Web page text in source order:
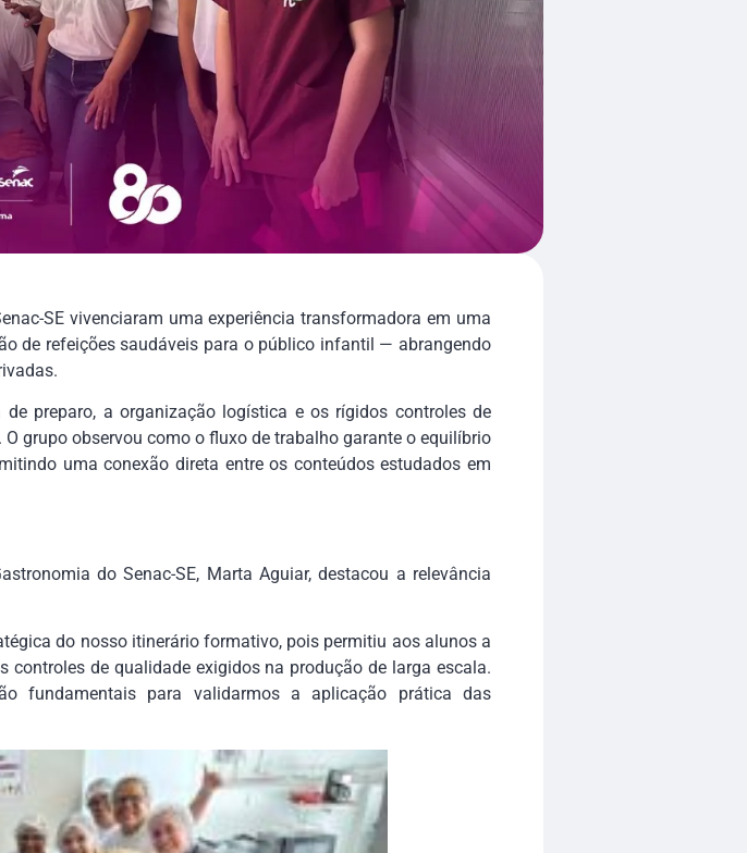
SE vivenciaram uma experiência transformadora em uma
de refeições saudáveis para o público infantil — abrangendo
preparo, a organização logística e os rígidos controles de
grupo observou como o fluxo de trabalho garante o equilíbrio
uma conexão direta entre os conteúdos estudados em
do Senac-SE, Marta Aguiar, destacou a relevância
do nosso itinerário formativo, pois permitiu aos alunos a
de qualidade exigidos na produção de larga escala.
fundamentais para validarmos a aplicação prática das